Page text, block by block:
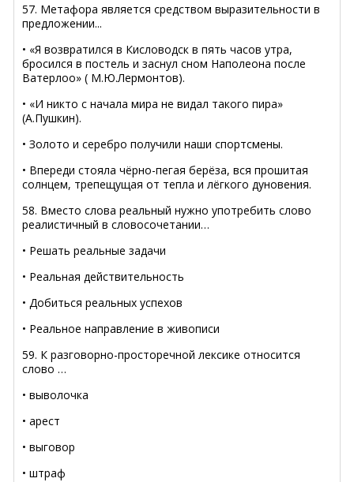
57. Метафора является средством выразительности в
предложении...
• «Я возвратился в Кисловодск в пять часов утра,
бросился в постель и заснул сном Наполеона после
Ватерлоо» ( М.Ю.Лермонтов).
• «И никто с начала мира не видал такого пира»
(А.Пушкин).
• Золото и серебро получили наши спортсмены.
• Впереди стояла чёрно-пегая берёза, вся прошитая
солнцем, трепещущая от тепла и лёгкого дуновения.
58. Вместо слова реальный нужно употребить слово
реалистичный в словосочетании…
• Решать реальные задачи
• Реальная действительность
• Добиться реальных успехов
• Реальное направление в живописи
59. К разговорно-просторечной лексике относится
слово …
• выволочка
• арест
• выговор
• штраф